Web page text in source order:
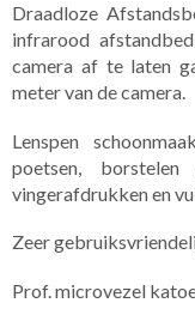
Draadloze
infrarood
camera af te laten
meter van de camera.
Lenspen
poetsen, borstelen
vingerafdrukken en
Zeer
Prof. microvezel